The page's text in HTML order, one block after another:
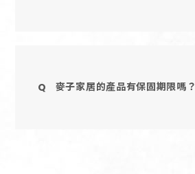
麥子家居的產品有保固期限嗎？